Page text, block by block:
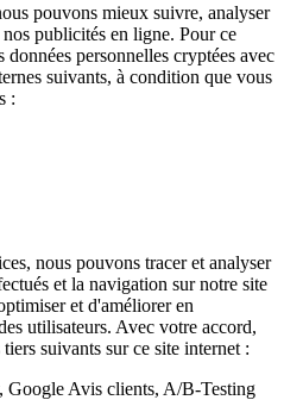
pouvons mieux suivre, analyser
publicités en ligne. Pour ce
personnelles cryptées avec
suivants, à condition que vous
:
nous pouvons tracer et analyser
et la navigation sur notre site
et d'améliorer en
utilisateurs. Avec votre accord,
suivants sur ce site internet :
Avis clients, A/B-Testing